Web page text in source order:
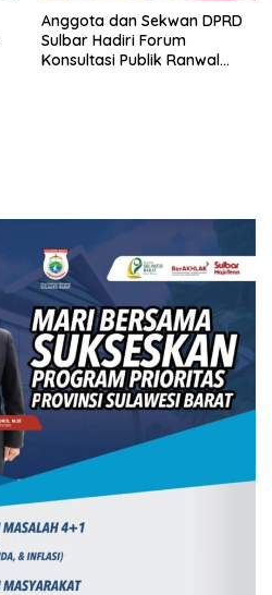
Anggota dan Sekwan DPRD
Sulbar Hadiri Forum
Konsultasi Publik Ranwal